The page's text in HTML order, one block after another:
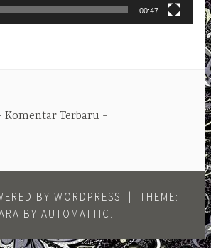
00:47
Komentar Terbaru
BY WORDPRESS |
THEME:
BY AUTOMATTIC